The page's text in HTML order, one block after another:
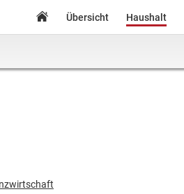
Übersicht Haushalt